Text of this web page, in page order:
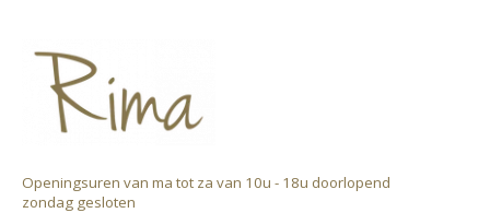
Openingsuren van ma tot za van 10u - 18u doorlopend ​
zondag gesloten